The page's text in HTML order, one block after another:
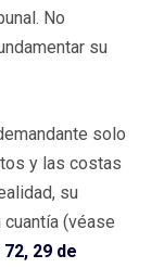
No
su
solo
y las costas
su
(véase
29 de